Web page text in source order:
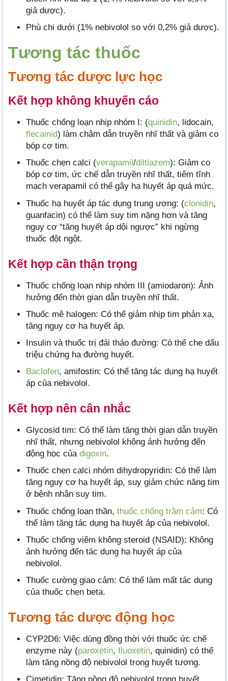
giả dược).
Phù chi dưới (1% nebivolol so với 0,2% giả dược).
Tương tác thuốc
Tương tác dược lực học
Kết hợp không khuyến cáo
Thuốc chống loạn nhịp nhóm I: (quinidin, lidocain,
flecainid) làm chậm dẫn truyền nhĩ thất và giảm co
bóp cơ tim.
Thuốc chẹn calci (verapamil /diltiazem): Giảm co
bóp cơ tim, ức chế dẫn truyền nhĩ thất, tiêm tĩnh
mạch verapamil có thể gây hạ huyết áp quá mức.
Thuốc hạ huyết áp tác dụng trung ương: (clonidin,
guanfacin) có thể làm suy tim nặng hơn và tăng
nguy cơ “tăng huyết áp dội ngược” khi ngừng
thuốc đột ngột.
Kết hợp cần thận trọng
Thuốc chống loạn nhịp nhóm III (amiodaron): Ảnh
hưởng đến thời gian dẫn truyền nhĩ thất.
Thuốc mê halogen: Có thể giảm nhịp tim phản xạ,
tăng nguy cơ hạ huyết áp.
Insulin và thuốc trị đái tháo đường: Có thể che dấu
triệu chứng hạ đường huyết.
Baclofen, amifostin: Có thể tăng tác dụng hạ huyết
áp của nebivolol.
Kết hợp nên cân nhắc
Glycosid tim: Có thể làm tăng thời gian dẫn truyền
nhĩ thất, nhưng nebivolol không ảnh hưởng đến
động học của digoxin.
Thuốc chẹn calci nhóm dihydropyridin: Có thể làm
tăng nguy cơ hạ huyết áp, suy giảm chức năng tim
ở bệnh nhân suy tim.
Thuốc chống loạn thần, thuốc chống trầm cảm: Có
thể làm tăng tác dụng hạ huyết áp của nebivolol.
Thuốc chống viêm không steroid (NSAID): Không
ảnh hưởng đến tác dụng hạ huyết áp của
nebivolol.
Thuốc cường giao cảm: Có thể làm mất tác dụng
của thuốc chẹn beta.
Tương tác dược động học
CYP2D6: Việc dùng đồng thời với thuốc ức chế
enzyme này (paroxetin, fluoxetin, quinidin) có thể
làm tăng nồng độ nebivolol trong huyết tương.